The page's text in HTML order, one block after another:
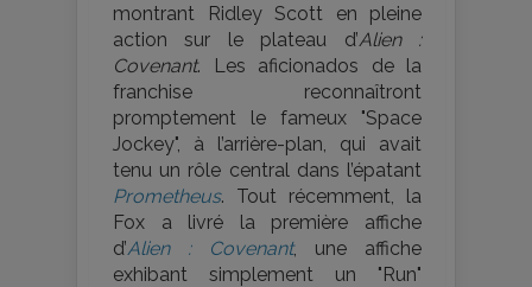
montrant Ridley Scott en pleine
action sur le plateau d’Alien :
Covenant. Les aficionados de la
franchise reconnaîtront
promptement le fameux "Space
Jockey", à l’arrière-plan, qui avait
tenu un rôle central dans l’épatant
Prometheus. Tout récemment, la
Fox a livré la première affiche
d’Alien : Covenant, une affiche
exhibant simplement un "Run"